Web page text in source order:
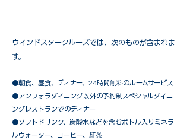
ウインドスタークルーズでは、次のものが含まれま
す。
●朝食、昼食、ディナー、24時間無料のルームサービス
​●アンフォラダイニング以外の予約制スペシャルダイニ
ングレストランでのディナー
●ソフトドリンク、炭酸水などを含むボトル入りミネラ
ルウォーター、コーヒー、紅茶